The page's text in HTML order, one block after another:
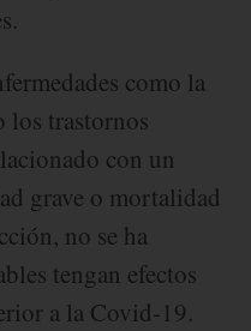
como la
los trastornos
con un
grave o mortalidad
no se ha
tengan efectos
a la Covid-19.